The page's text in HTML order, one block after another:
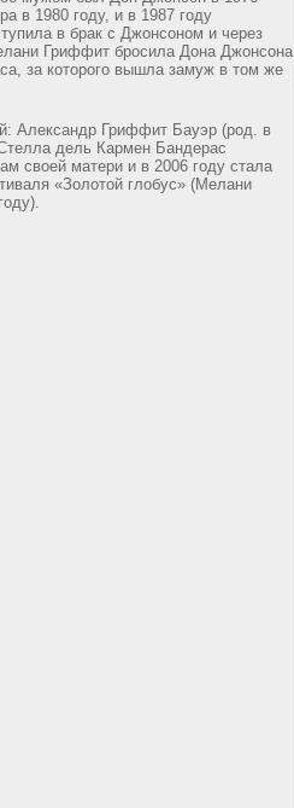
в 1980 году, и в 1987 году
в брак с Джонсоном и через
Гриффит бросила Дона Джонсона
за которого вышла замуж в том же
Александр Гриффит Бауэр (род. в
дель Кармен Бандерас
своей матери и в 2006 году стала
«Золотой глобус» (Мелани